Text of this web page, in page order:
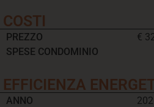
COSTI
PREZZO
SPESE CONDOMINIO
€
EFFICIENZA
ANNO